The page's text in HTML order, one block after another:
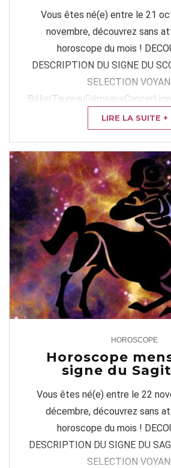
Vous êtes né(e) entre le 21
novembre, découvrez sans
horoscope du mois !
DESCRIPTION DU SIGNE DU
SELECTION
VOTRE HOROSCOPE
LIRE LA SUITE +
1
HOROSCOPE
Horoscope
signe du
Vous êtes né(e) entre le 22
décembre, découvrez sans
horoscope du mois !
DESCRIPTION DU SIGNE DU
SELECTION